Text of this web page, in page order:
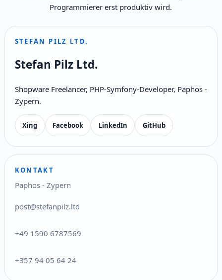
Programmierer erst produktiv wird.
STEFAN PILZ LTD.
Stefan Pilz Ltd.
Shopware Freelancer, PHP-Symfony-Developer, Paphos -
Zypern.
Xing Facebook LinkedIn GitHub
KONTAKT
Paphos - Zypern
post@stefanpilz.ltd
+49 1590 6787569
+357 94 05 64 24